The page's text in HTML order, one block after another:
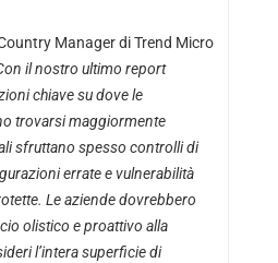
Manager di Trend Micro
il nostro ultimo report
chiave su dove le
trovarsi maggiormente
sfruttano spesso controlli di
errate e vulnerabilità
Le aziende dovrebbero
olistico e proattivo alla
l’intera superficie di